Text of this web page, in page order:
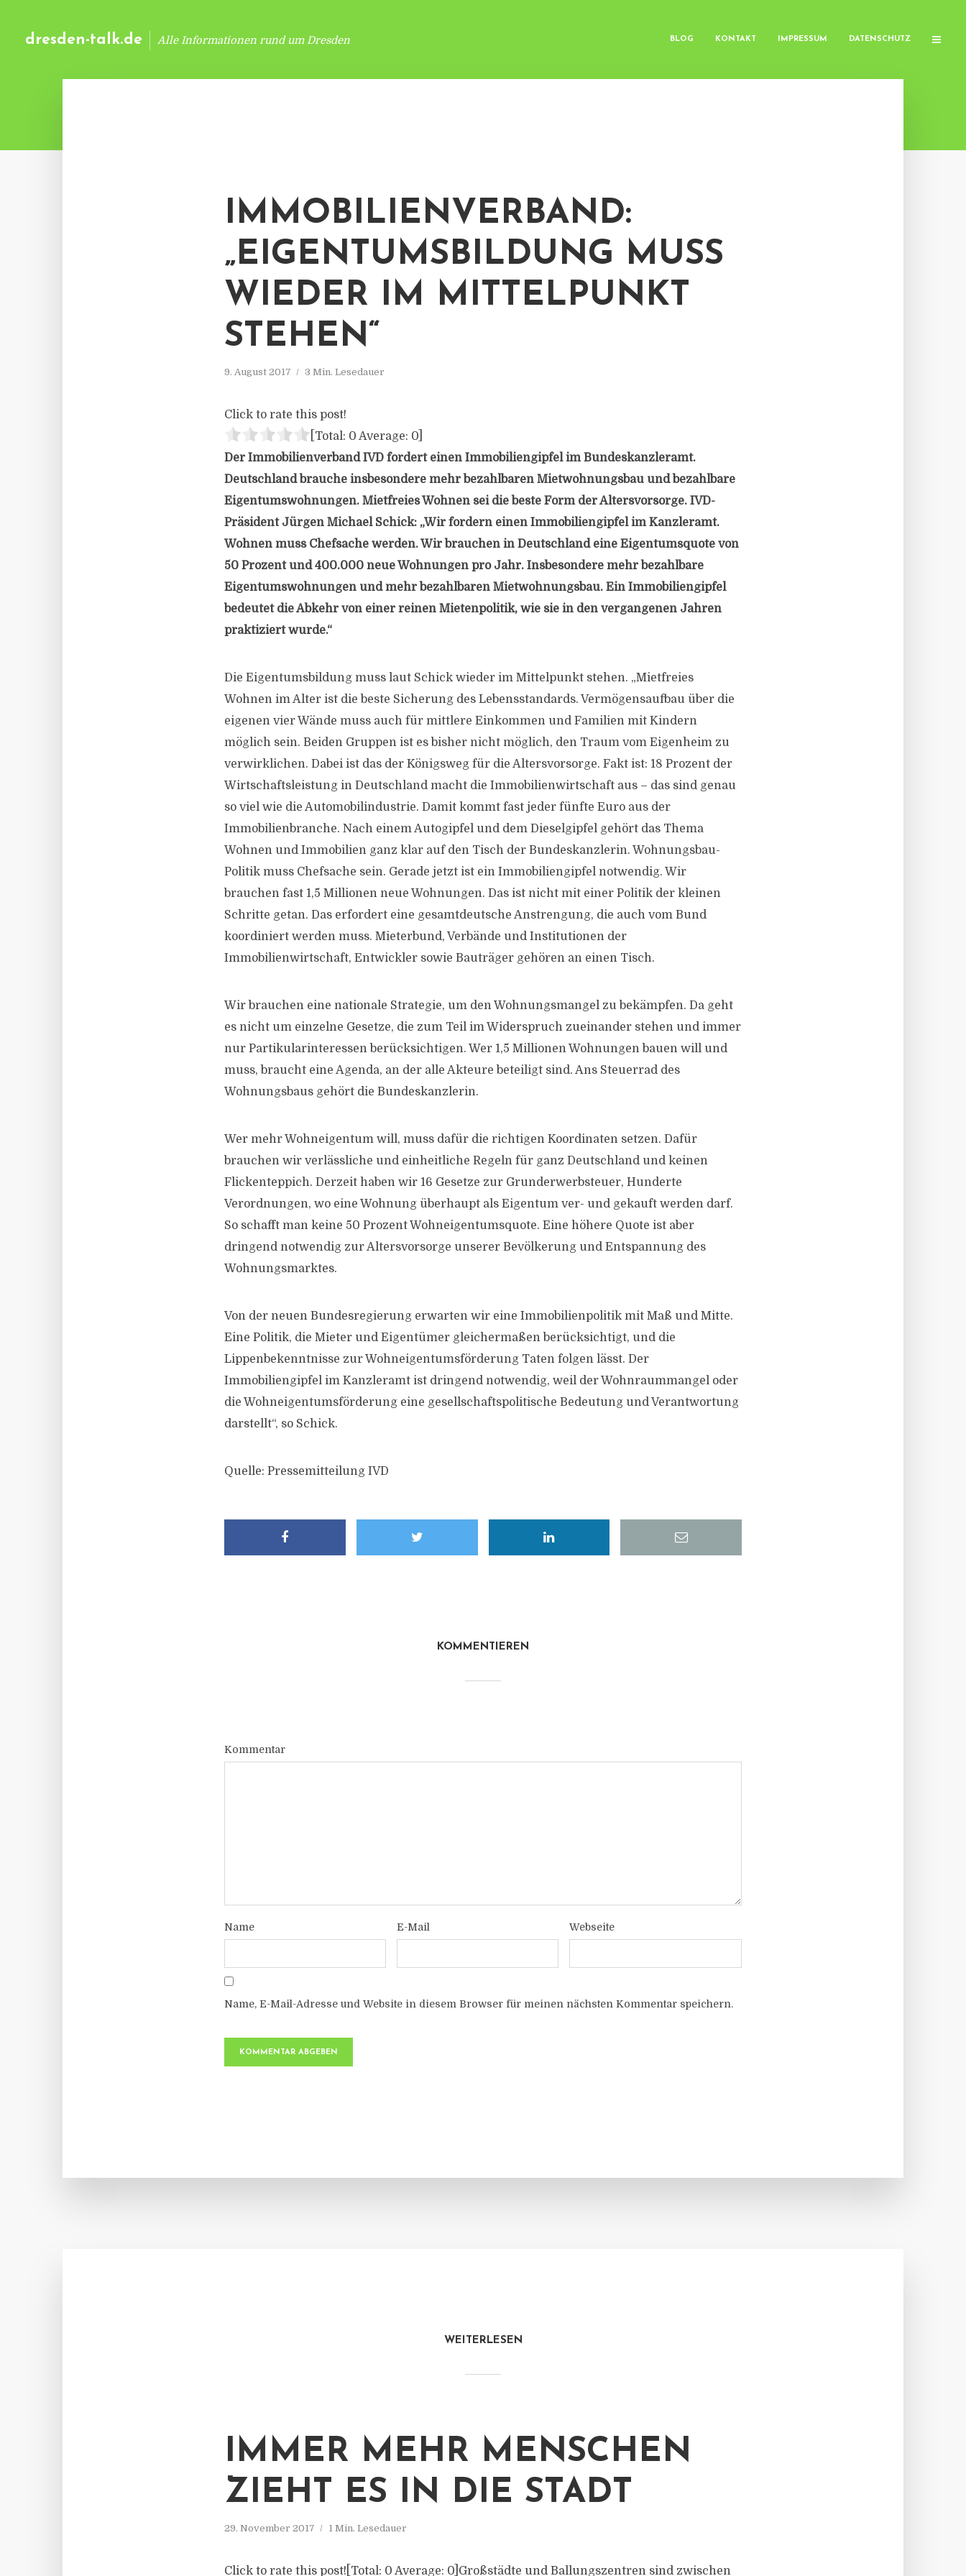
dresden-talk.de Alle Informationen rund um Dresden BLOG KONTAKT IMPRESSUM DATENSCHUTZ
IMMOBILIENVERBAND:
„EIGENTUMSBILDUNG MUSS
WIEDER IM MITTELPUNKT
STEHEN“
9. August 2017 3 Min. Lesedauer
Click to rate this post!
[Total: 0 Average: 0
Der Immobilienverband IVD fordert einen Immobiliengipfel im Bundeskanzleramt.
Deutschland brauche insbesondere mehr bezahlbaren Mietwohnungsbau und bezahlbare
Eigentumswohnungen. Mietfreies Wohnen sei die beste Form der Altersvorsorge. IVD-
Präsident Jürgen Michael Schick: „Wir fordern einen Immobiliengipfel im Kanzleramt.
Wohnen muss Chefsache werden. Wir brauchen in Deutschland eine Eigentumsquote von
50 Prozent und 400.000 neue Wohnungen pro Jahr. Insbesondere mehr bezahlbare
Eigentumswohnungen und mehr bezahlbaren Mietwohnungsbau. Ein Immobiliengipfel
bedeutet die Abkehr von einer reinen Mietenpolitik, wie sie in den vergangenen Jahren
praktiziert wurde.“
Die Eigentumsbildung muss laut Schick wieder im Mittelpunkt stehen. „Mietfreies
Wohnen im Alter ist die beste Sicherung des Lebensstandards. Vermögensaufbau über die
eigenen vier Wände muss auch für mittlere Einkommen und Familien mit Kindern
möglich sein. Beiden Gruppen ist es bisher nicht möglich, den Traum vom Eigenheim zu
verwirklichen. Dabei ist das der Königsweg für die Altersvorsorge. Fakt ist: 18 Prozent der
Wirtschaftsleistung in Deutschland macht die Immobilienwirtschaft aus – das sind genau
so viel wie die Automobilindustrie. Damit kommt fast jeder fünfte Euro aus der
Immobilienbranche. Nach einem Autogipfel und dem Dieselgipfel gehört das Thema
Wohnen und Immobilien ganz klar auf den Tisch der Bundeskanzlerin. Wohnungsbau-
Politik muss Chefsache sein. Gerade jetzt ist ein Immobiliengipfel notwendig. Wir
brauchen fast 1,5 Millionen neue Wohnungen. Das ist nicht mit einer Politik der kleinen
Schritte getan. Das erfordert eine gesamtdeutsche Anstrengung, die auch vom Bund
koordiniert werden muss. Mieterbund, Verbände und Institutionen der
Immobilienwirtschaft, Entwickler sowie Bauträger gehören an einen Tisch.
Wir brauchen eine nationale Strategie, um den Wohnungsmangel zu bekämpfen. Da geht
es nicht um einzelne Gesetze, die zum Teil im Widerspruch zueinander stehen und immer
nur Partikularinteressen berücksichtigen. Wer 1,5 Millionen Wohnungen bauen will und
muss, braucht eine Agenda, an der alle Akteure beteiligt sind. Ans Steuerrad des
Wohnungsbaus gehört die Bundeskanzlerin.
Wer mehr Wohneigentum will, muss dafür die richtigen Koordinaten setzen. Dafür
brauchen wir verlässliche und einheitliche Regeln für ganz Deutschland und keinen
Flickenteppich. Derzeit haben wir 16 Gesetze zur Grunderwerbsteuer, Hunderte
Verordnungen, wo eine Wohnung überhaupt als Eigentum ver- und gekauft werden darf.
So schafft man keine 50 Prozent Wohneigentumsquote. Eine höhere Quote ist aber
dringend notwendig zur Altersvorsorge unserer Bevölkerung und Entspannung des
Wohnungsmarktes.
Von der neuen Bundesregierung erwarten wir eine Immobilienpolitik mit Maß und Mitte.
Eine Politik, die Mieter und Eigentümer gleichermaßen berücksichtigt, und die
Lippenbekenntnisse zur Wohneigentumsförderung Taten folgen lässt. Der
Immobiliengipfel im Kanzleramt ist dringend notwendig, weil der Wohnraummangel oder
die Wohneigentumsförderung eine gesellschaftspolitische Bedeutung und Verantwortung
darstellt“, so Schick.
Quelle: Pressemitteilung IVD
KOMMENTIEREN
Kommentar
Name E-Mail Webseite
Name, E-Mail-Adresse und Website in diesem Browser für meinen nächsten Kommentar speichern.
WEITERLESEN
IMMER MEHR MENSCHEN
ZIEHT ES IN DIE STADT
29. November 2017 1 Min. Lesedauer
Click to rate this post![Total: 0 Average: 0]Großstädte und Ballungszentren sind zwischen